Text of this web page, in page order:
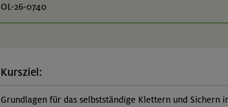
OL-26-0740
Kursziel:
Grundlagen für das selbstständige Klettern und Sichern